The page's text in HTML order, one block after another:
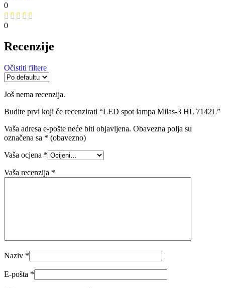
0
0
Recenzije
Očistiti filtere
Još nema recenzija.
Budite prvi koji će recenzirati “LED spot lampa Milas-3 HL 7142L”
Vaša adresa e-pošte neće biti objavljena. Obavezna polja su
označena sa * (obavezno)
Vaša ocjena *
Vaša recenzija *
Naziv *
E-pošta *